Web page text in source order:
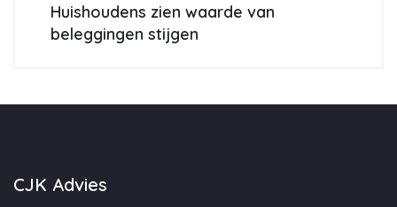
Huishoudens zien waarde van
beleggingen stijgen
CJK Advies